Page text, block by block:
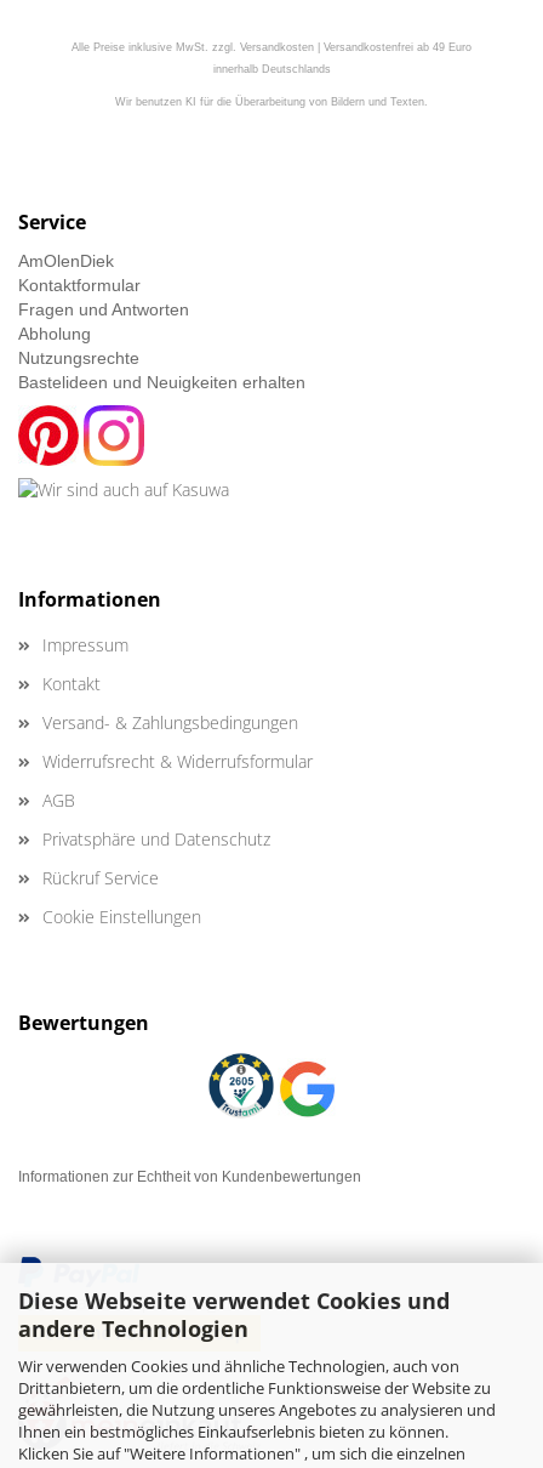
Diese Webseite verwendet Cookies und
andere Technologien
Wir verwenden Cookies und ähnliche Technologien, auch von
Drittanbietern, um die ordentliche Funktionsweise der Website zu
gewährleisten, die Nutzung unseres Angebotes zu analysieren und
Ihnen ein bestmögliches Einkaufserlebnis bieten zu können.
Klicken Sie auf "Weitere Informationen" , um sich die einzelnen
Alle Preise inklusive MwSt. zzgl. Versandkosten | Versandkostenfrei ab 49 Euro
innerhalb Deutschlands
Wir benutzen KI für die Überarbeitung von Bildern und Texten.
Service
AmOlenDiek
Kontaktformular
Fragen und Antworten
Abholung
Nutzungsrechte
Bastelideen und Neuigkeiten erhalten
Informationen
Impressum
Kontakt
Versand- & Zahlungsbedingungen
Widerrufsrecht & Widerrufsformular
AGB
Privatsphäre und Datenschutz
Rückruf Service
Cookie Einstellungen
Bewertungen
Informationen zur Echtheit von Kundenbewertungen